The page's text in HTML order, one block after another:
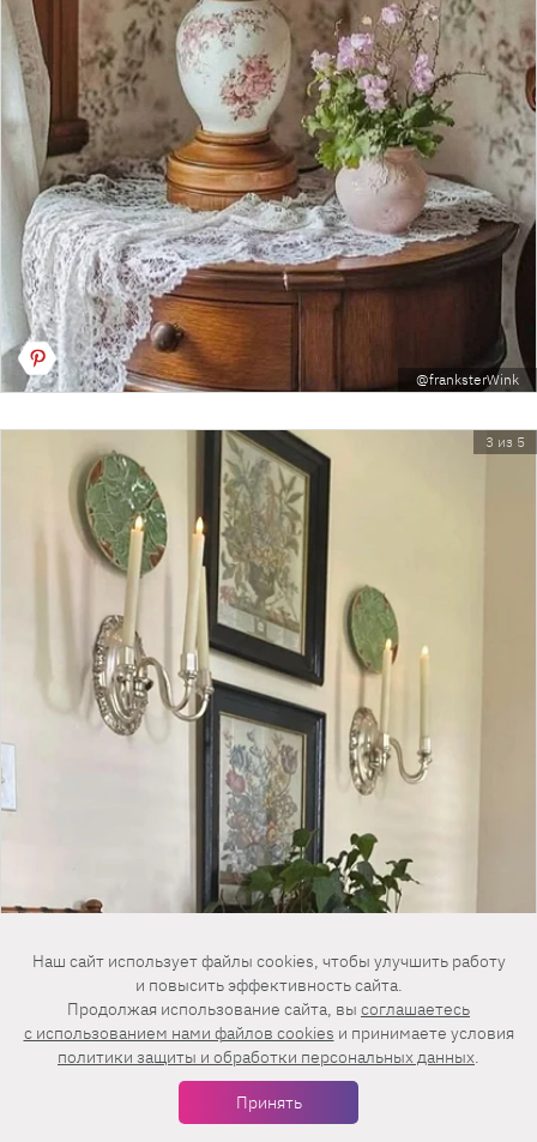
@franksterWink
3 из 5
Наш сайт использует файлы cookies, чтобы улучшить работу
и повысить эффективность сайта.
Продолжая использование сайта, вы соглашаетесь
c использованием нами файлов cookies и принимаете условия
политики защиты и обработки персональных данных.
Принять